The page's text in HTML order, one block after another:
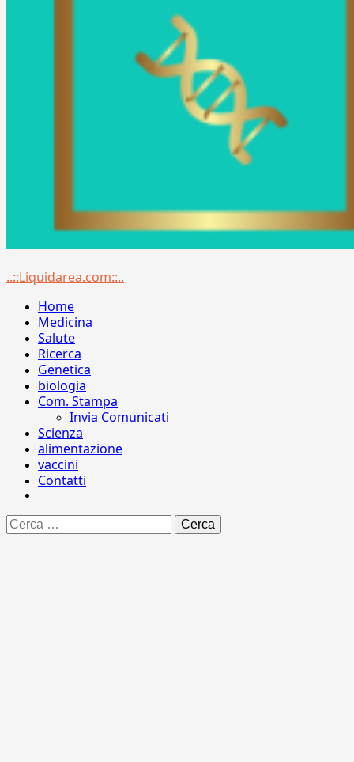
Menu
..::Liquidarea.com::..
Home
Medicina
Salute
Ricerca
Genetica
biologia
Com. Stampa
Invia Comunicati
Scienza
alimentazione
vaccini
Contatti
Ricerca
per: